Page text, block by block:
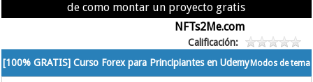
de como montar un proyecto gratis
NFTs2Me.com
Calificación:
Modos de tema
[100% GRATIS] Curso Forex para Principiantes en Udemy